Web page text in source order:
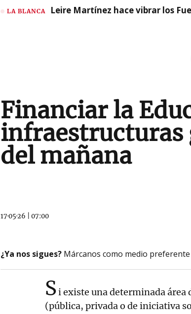
LA BLANCA Leire Martínez hace vibrar los
Financiar la
infraestructuras
del mañana
17·05·26 07:00
¿Ya nos sigues? Márcanos como medio preferente
Si existe una determinada
(pública, privada o de iniciativa